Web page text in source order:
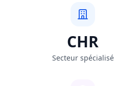
CHR
Secteur spécialisé